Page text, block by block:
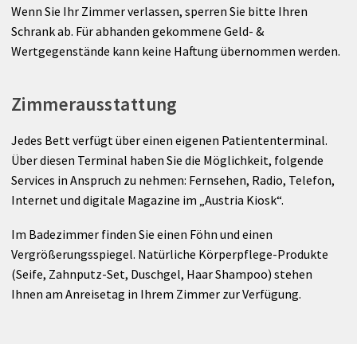
Wenn Sie Ihr Zimmer verlassen, sperren Sie bitte Ihren
Schrank ab. Für abhanden gekommene Geld- &
Wertgegenstände kann keine Haftung übernommen werden.
Zimmerausstattung
Jedes Bett verfügt über einen eigenen Patiententerminal.
Über diesen Terminal haben Sie die Möglichkeit, folgende
Services in Anspruch zu nehmen: Fernsehen, Radio, Telefon,
Internet und digitale Magazine im „Austria Kiosk“.
Im Badezimmer finden Sie einen Föhn und einen
Vergrößerungsspiegel. Natürliche Körperpflege-Produkte
(Seife, Zahnputz-Set, Duschgel, Haar Shampoo) stehen
Ihnen am Anreisetag in Ihrem Zimmer zur Verfügung.